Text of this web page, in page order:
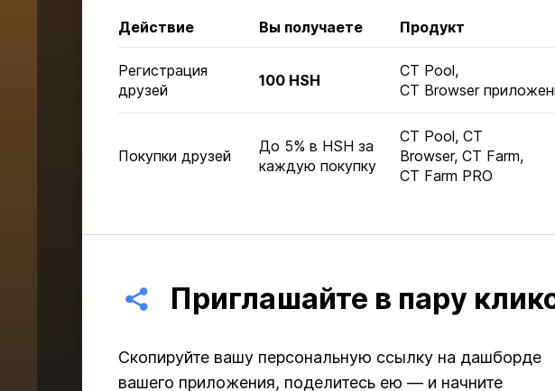
Действие Вы получаете Продукт
Регистрация
друзей
100 HSH
CT Pool,
CT Browser
Покупки друзей
До 5% в HSH за
каждую покупку
CT Pool, CT
Browser, CT Farm,
CT Farm PRO
Приглашайте в пару
Скопируйте вашу персональную ссылку на дашборде
вашего приложения, поделитесь ею — и начните